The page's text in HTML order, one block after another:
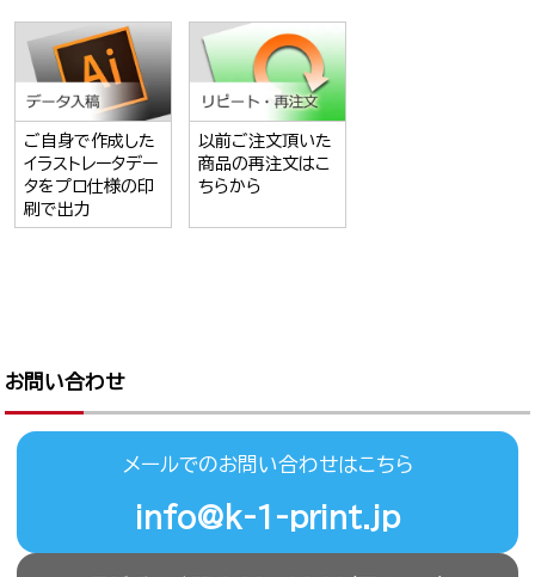
ご自身で作成した
イラストレータデー
タをプロ仕様の印
刷で出力
以前ご注文頂いた
商品の再注文はこ
ちらから
お問い合わせ
メールでのお問い合わせはこちら
info@k-1-print.jp